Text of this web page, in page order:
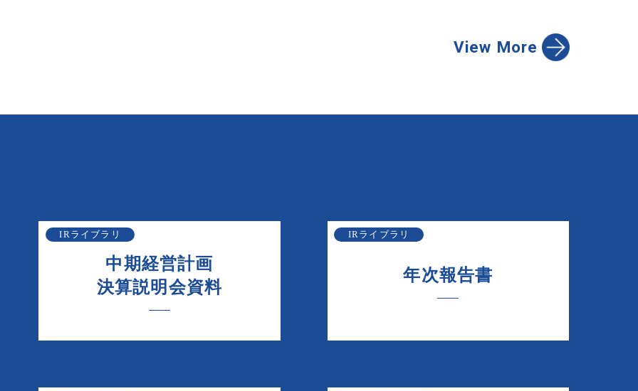
View More
IRライブラリ
中期経営計画
決算説明会資料
IRライブラリ
年次報告書